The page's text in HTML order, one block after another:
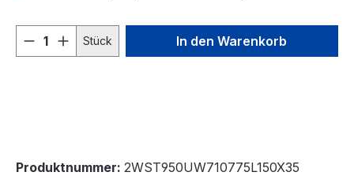
Produkt Anzahl: Gib den
Stück In den Warenkorb
Produktnummer: 2WST950UW710775L150X35